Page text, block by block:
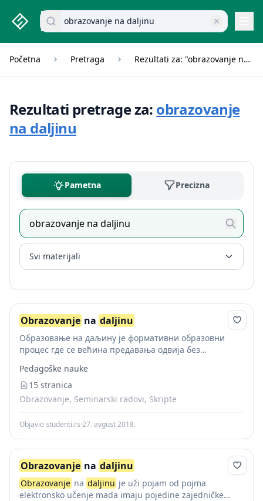
studenti.rs home page
Pretraži dokumente
Početna Pretraga Rezultati za: "obrazovanje na daljinu"
Rezultati pretrage za: obrazovanje
na daljinu
Pametna Precizna
Svi materijali
Obrazovanje na daljinu
Образовање на даљину је формативни образовни
процес где се већина предавања одвија без
начин образовања се разликује од традиционалног
начина, и има предности и...
Pedagoške nauke
15 stranica
Obrazovanje, Seminarski radovi, Skripte
Objavio studenti.rs·27. avgust 2018.
Obrazovanje na daljinu
Obrazovanje na daljinu je uži pojam od pojma
elektronsko učenje mada imaju pojedine zajedničke